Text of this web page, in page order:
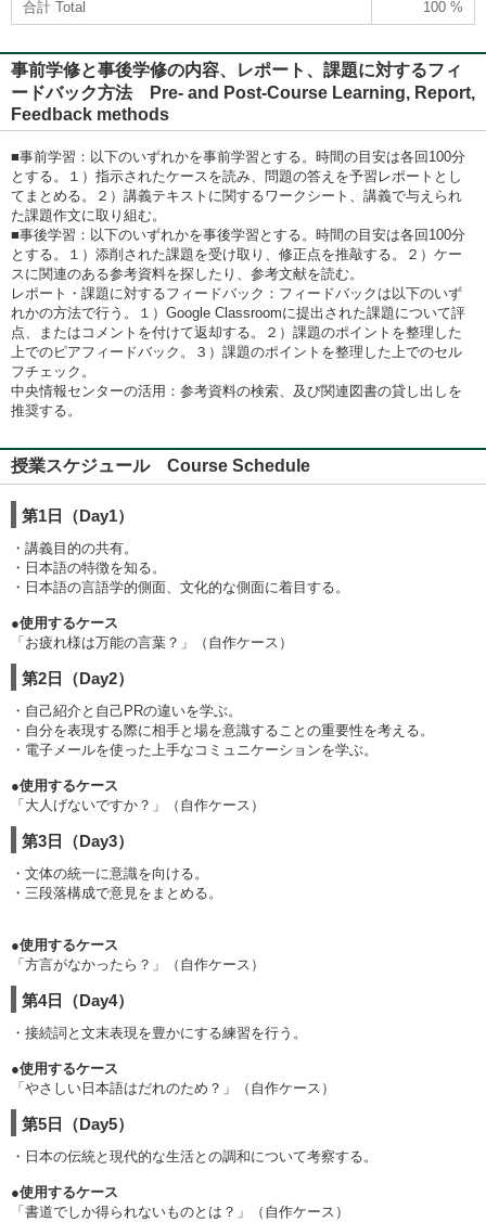
合計 Total 100 %
事前学修と事後学修の内容、レポート、課題に対するフィ
ードバック方法 Pre- and Post-Course Learning, Report,
Feedback methods
■事前学習：以下のいずれかを事前学習とする。時間の目安は各回100分
とする。１）指示されたケースを読み、問題の答えを予習レポートとし
てまとめる。２）講義テキストに関するワークシート、講義で与えられ
た課題作文に取り組む。
■事後学習：以下のいずれかを事後学習とする。時間の目安は各回100分
とする。１）添削された課題を受け取り、修正点を推敲する。２）ケー
スに関連のある参考資料を探したり、参考文献を読む。
レポート・課題に対するフィードバック：フィードバックは以下のいず
れかの方法で行う。１）Google Classroomに提出された課題について評
点、またはコメントを付けて返却する。２）課題のポイントを整理した
上でのピアフィードバック。３）課題のポイントを整理した上でのセル
フチェック。
中央情報センターの活用：参考資料の検索、及び関連図書の貸し出しを
推奨する。
授業スケジュール Course Schedule
第1日（Day1）
・講義目的の共有。
・日本語の特徴を知る。
・日本語の言語学的側面、文化的な側面に着目する。
●使用するケース
「お疲れ様は万能の言葉？」（自作ケース）
第2日（Day2）
・自己紹介と自己PRの違いを学ぶ。
・自分を表現する際に相手と場を意識することの重要性を考える。
・電子メールを使った上手なコミュニケーションを学ぶ。
●使用するケース
「大人げないですか？」（自作ケース）
第3日（Day3）
・文体の統一に意識を向ける。
・三段落構成で意見をまとめる。
●使用するケース
「方言がなかったら？」（自作ケース）
第4日（Day4）
・接続詞と文末表現を豊かにする練習を行う。
●使用するケース
「やさしい日本語はだれのため？」（自作ケース）
第5日（Day5）
・日本の伝統と現代的な生活との調和について考察する。
●使用するケース
「書道でしか得られないものとは？」（自作ケース）